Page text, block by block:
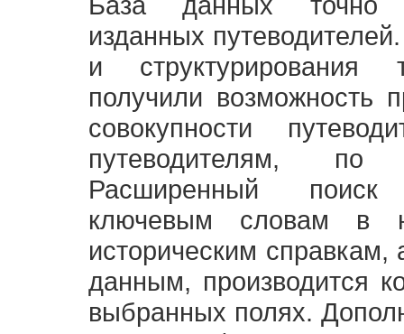
изданных
и структурирования
получили возможность
совокупности
путеводителям,
Расширенный
ключевым словам в
историческим
данным, производится
выбранных полях.